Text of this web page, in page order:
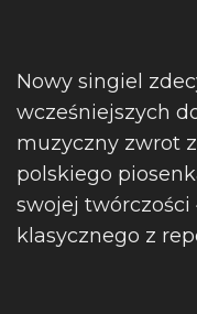
Nowy singiel
wcześniejszych
muzyczny zwrot
polskiego
swojej twórczości
klasycznego z